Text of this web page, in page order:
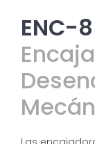
ENC-